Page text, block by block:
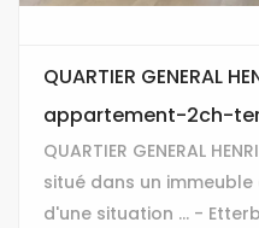
QUARTIER GENERAL
appartement-2ch-
QUARTIER GENERAL
situé dans un
d'une situation ... -